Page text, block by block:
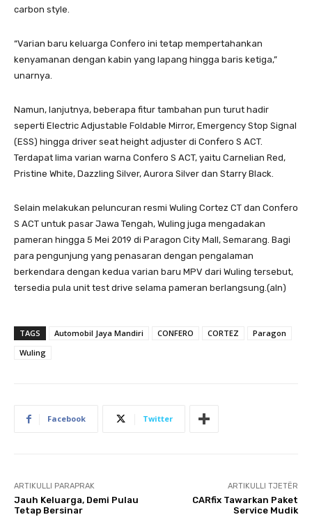
carbon style.
“Varian baru keluarga Confero ini tetap mempertahankan
kenyamanan dengan kabin yang lapang hingga baris ketiga,”
unarnya.
Namun, lanjutnya, beberapa fitur tambahan pun turut hadir
seperti Electric Adjustable Foldable Mirror, Emergency Stop Signal
(ESS) hingga driver seat height adjuster di Confero S ACT.
Terdapat lima varian warna Confero S ACT, yaitu Carnelian Red,
Pristine White, Dazzling Silver, Aurora Silver dan Starry Black.
Selain melakukan peluncuran resmi Wuling Cortez CT dan Confero
S ACT untuk pasar Jawa Tengah, Wuling juga mengadakan
pameran hingga 5 Mei 2019 di Paragon City Mall, Semarang. Bagi
para pengunjung yang penasaran dengan pengalaman
berkendara dengan kedua varian baru MPV dari Wuling tersebut,
tersedia pula unit test drive selama pameran berlangsung.(aln)
TAGS Automobil Jaya Mandiri CONFERO CORTEZ
Paragon
Wuling
Facebook Twitter
ARTIKULLI PARAPRAK
Jauh Keluarga, Demi Pulau
Tetap Bersinar
ARTIKULLI TJETËR
CARfix Tawarkan Paket
Service Mudik